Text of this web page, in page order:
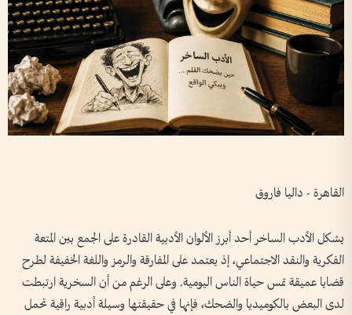
القاهرة - داليا فاروق
يشكل الأدب الساخر أحد أبرز الألوان الأدبية القادرة على الجمع بين المتعة
الفكرية والنقد الاجتماعي، إذ يعتمد على المفارقة والرمز واللغة الخفيفة لطرح
قضايا عميقة تمس حياة الناس اليومية. وعلى الرغم من أن السخرية ارتبطت
لدى البعض بالكوميديا والضحك، فإنها في حقيقتها وسيلة أدبية راقية تحمل